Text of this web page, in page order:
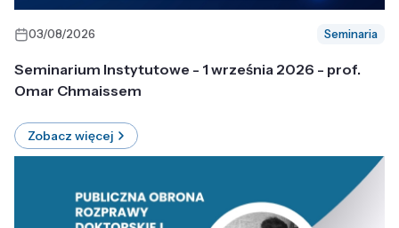
03/08/2026 Seminaria
Seminarium Instytutowe - 1 września 2026 - prof.
Omar Chmaissem
Zobacz więcej